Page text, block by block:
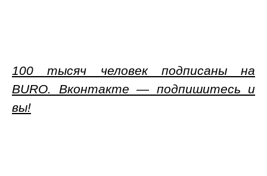
100 тысяч человек подписаны на
BURO. Вконтакте — подпишитесь и
вы!